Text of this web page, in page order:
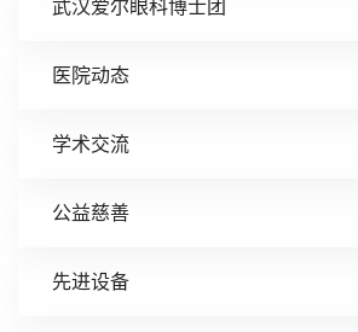
武汉爱尔眼科博士团
医院动态
学术交流
公益慈善
先进设备